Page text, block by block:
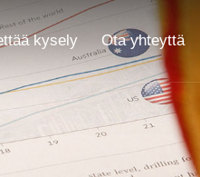
kysely Ota yhteyttä